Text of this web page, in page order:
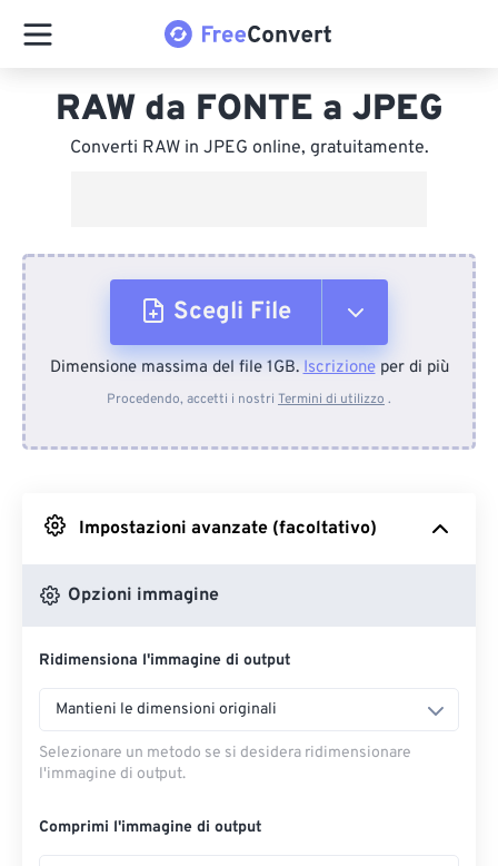
RAW da FONTE a JPEG
Converti RAW in JPEG online, gratuitamente.
Scegli File
Dal dispositivo
Da Google Drive
Dimensione massima del file 1GB.Iscrizioneper di più
Procedendo, accetti i nostri Termini di utilizzo .
Impostazioni avanzate (facoltativo)
Opzioni immagine
Ridimensiona l'immagine di output
Mantieni le dimensioni originali
Selezionare un metodo se si desidera ridimensionare
l'immagine di output.
Comprimi l'immagine di output